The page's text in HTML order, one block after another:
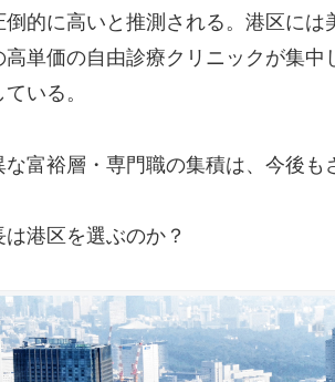
倒的に高いと推測される。港区に
高単価の自由診療クリニックが集
いる。
な富裕層・専門職の集積は、今後も
は港区を選ぶのか？